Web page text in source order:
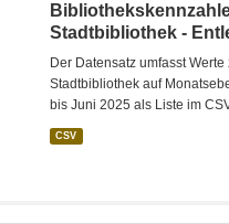
Stadtbibliothek -
Der Datensatz umfasst
Stadtbibliothek auf
bis Juni 2025 als Liste im
CSV